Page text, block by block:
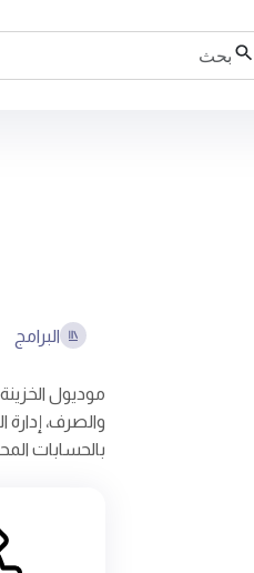
البرامج
موديول
والصرف،
بالحسابات